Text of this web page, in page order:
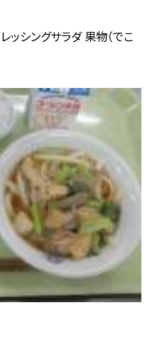
ッシングサラダ 果物（でこ